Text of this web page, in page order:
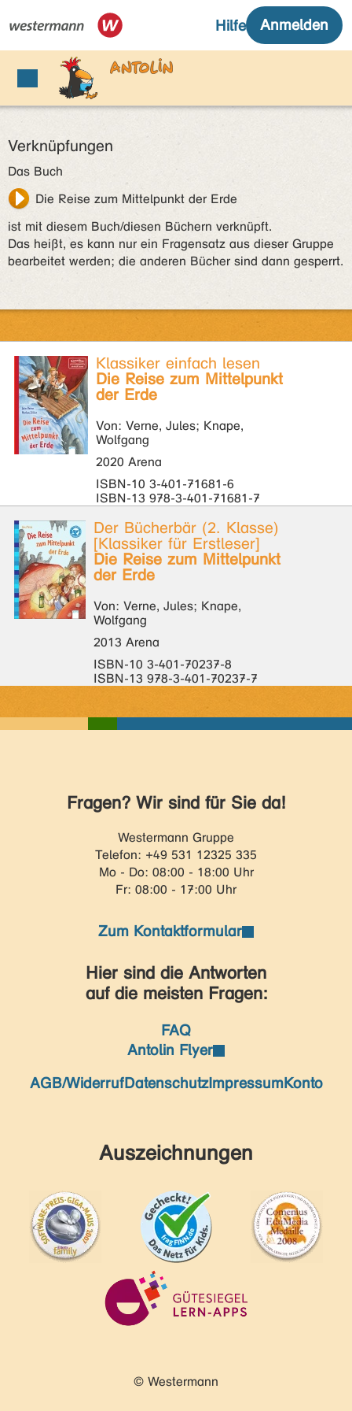
Verknüpfungen
Das Buch
Die Reise zum Mittelpunkt der Erde
ist mit diesem Buch/diesen Büchern verknüpft.
Das heißt, es kann nur ein Fragensatz aus dieser Gruppe
bearbeitet werden; die anderen Bücher sind dann gesperrt.
Klassiker einfach lesen
Die Reise zum Mittelpunkt
der Erde
Von: Verne, Jules; Knape,
Wolfgang
2020 Arena
ISBN-10 3-401-71681-6
ISBN-13 978-3-401-71681-7
Der Bücherbär (2. Klasse)
[Klassiker für Erstleser]
Die Reise zum Mittelpunkt
der Erde
Von: Verne, Jules; Knape,
Wolfgang
2013 Arena
ISBN-10 3-401-70237-8
ISBN-13 978-3-401-70237-7